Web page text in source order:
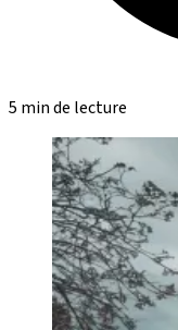
5 min de lecture